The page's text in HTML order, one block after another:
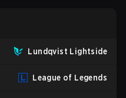
Lundqvist Lightside
League of Legends